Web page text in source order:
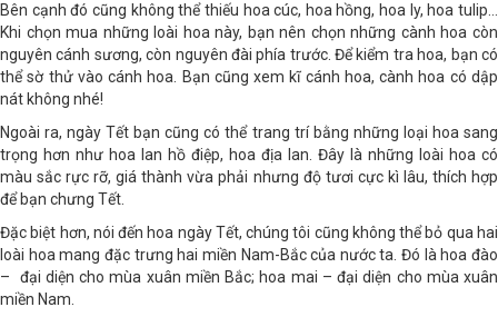
Bên cạnh đó cũng không thể thiếu hoa cúc, hoa hồng, hoa ly, hoa tulip…
Khi chọn mua những loài hoa này, bạn nên chọn những cành hoa còn
nguyên cánh sương, còn nguyên đài phía trước. Để kiểm tra hoa, bạn có
thể sờ thử vào cánh hoa. Bạn cũng xem kĩ cánh hoa, cành hoa có dập
nát không nhé!
Ngoài ra, ngày Tết bạn cũng có thể trang trí bằng những loại hoa sang
trọng hơn như hoa lan hồ điệp, hoa địa lan. Đây là những loài hoa có
màu sắc rực rỡ, giá thành vừa phải nhưng độ tươi cực kì lâu, thích hợp
để bạn chưng Tết.
Đặc biệt hơn, nói đến hoa ngày Tết, chúng tôi cũng không thể bỏ qua hai
loài hoa mang đặc trưng hai miền Nam-Bắc của nước ta. Đó là hoa đào
– đại diện cho mùa xuân miền Bắc; hoa mai – đại diện cho mùa xuân